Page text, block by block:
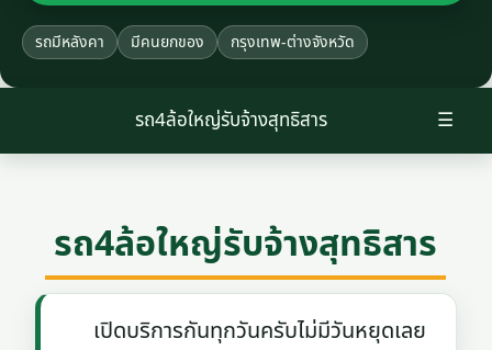
รถมีหลังคา มีคนยกของ กรุงเทพ-ต่างจังหวัด
☰
รถ4ล้อใหญ่รับจ้างสุทธิสาร
รถ4ล้อใหญ่รับจ้างสุทธิสาร
เปิดบริการกันทุกวันครับไม่มีวันหยุดเลย